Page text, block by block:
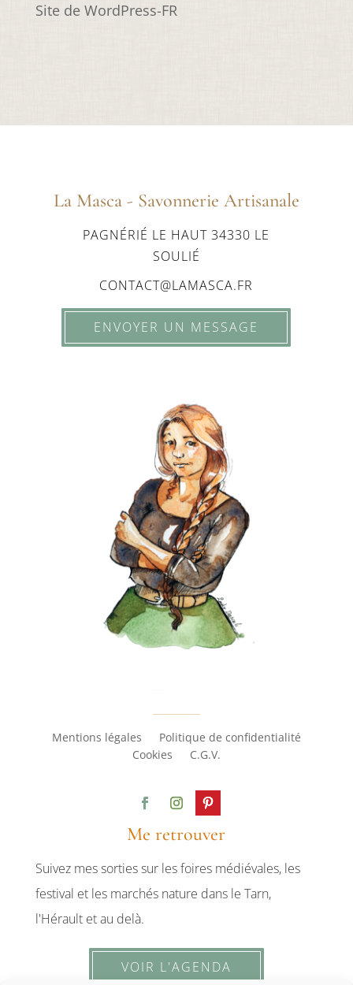
Site de WordPress-FR
La Masca - Savonnerie Artisanale
PAGNÉRIÉ LE HAUT 34330 LE
SOULIÉ
CONTACT@LAMASCA.FR
ENVOYER UN MESSAGE
Mentions légales
Politique de confidentialité
Cookies
C.G.V.
Me retrouver
Suivez mes sorties sur les foires médiévales, les
festival et les marchés nature dans le Tarn,
l'Hérault et au delà.
VOIR L'AGENDA